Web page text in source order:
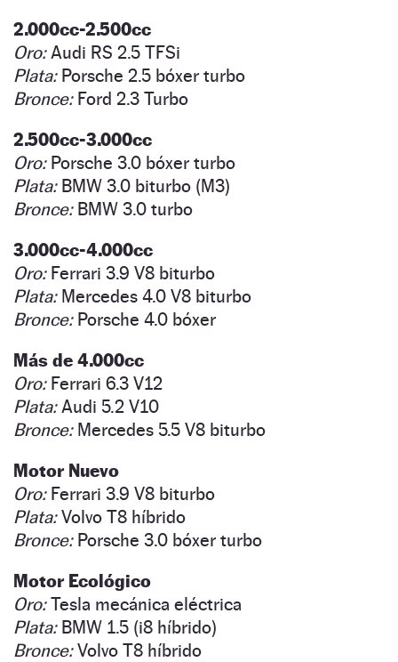
2.000cc-2.500cc
Oro:Audi RS 2.5 TFSi
Plata:Porsche 2.5 bóxer turbo
Bronce:Ford 2.3 Turbo
2.500cc-3.000cc
Oro:Porsche 3.0 bóxer turbo
Plata:BMW 3.0 biturbo (M3)
Bronce:BMW 3.0 turbo
3.000cc-4.000cc
Oro:Ferrari 3.9 V8 biturbo
Plata:Mercedes 4.0 V8 biturbo
Bronce:Porsche 4.0 bóxer
Más de 4.000cc
Oro:Ferrari 6.3 V12
Plata:Audi 5.2 V10
Bronce:Mercedes 5.5 V8 biturbo
Motor Nuevo
Oro:Ferrari 3.9 V8 biturbo
Plata:Volvo T8 híbrido
Bronce:Porsche 3.0 bóxer turbo
Motor Ecológico
Oro:Tesla mecánica eléctrica
Plata:BMW 1.5 (i8 híbrido)
Bronce:Volvo T8 híbrido